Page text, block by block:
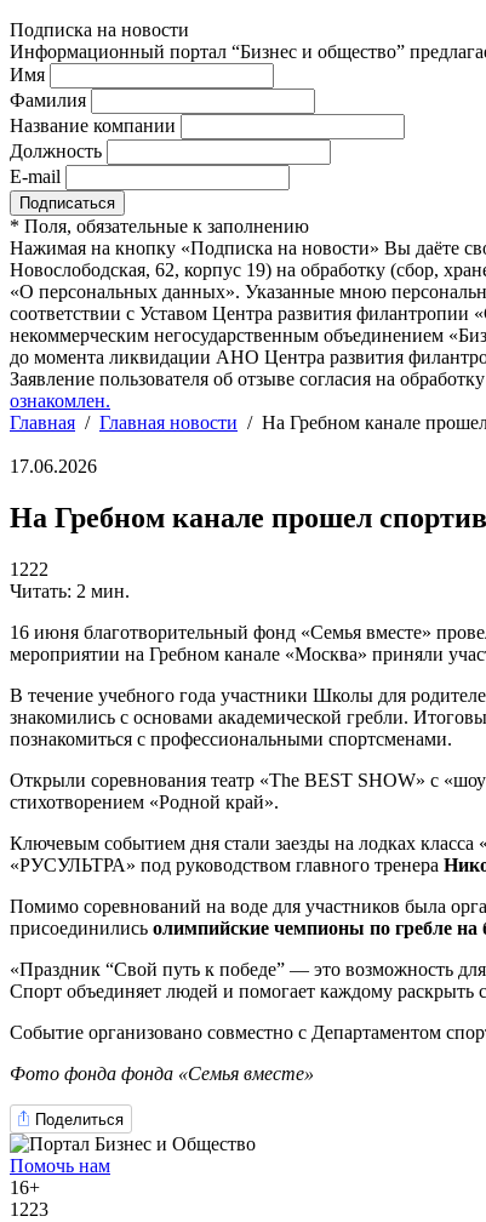
Подписка на новости
Информационный портал “Бизнес и общество”
Имя
Фамилия
Название компании
Должность
E-mail
* Поля, обязательные к заполнению
Нажимая на кнопку «Подписка на новости» Вы даёте
Новослободская, 62, корпус 19) на обработку (сбор,
«О персональных данных». Указанные мною
соответствии с Уставом Центра развития
некоммерческим негосударственным объединением
до момента ликвидации АНО Центра развития
Заявление пользователя об отзыве согласия на
ознакомлен.
Главная / Главная новости / На Гребном канале
17.06.2026
На Гребном канале прошел
1222
Читать: 2 мин.
16 июня благотворительный фонд «Семья вместе»
мероприятии на Гребном канале «Москва» приняли
В течение учебного года участники Школы для
знакомились с основами академической гребли.
познакомиться с профессиональными спортсменами.
Открыли соревнования театр «The BEST SHOW» с
стихотворением «Родной край».
Ключевым событием дня стали заезды на лодках
«РУСУЛЬТРА» под руководством главного тренера
Помимо соревнований на воде для участников была
присоединились олимпийские чемпионы по гребле на
«Праздник “Свой путь к победе” — это возможность
Спорт объединяет людей и помогает каждому
Событие организовано совместно с Департаментом
Фото фонда фонда «Семья вместе»
Поделиться
Помочь нам
16+
1223